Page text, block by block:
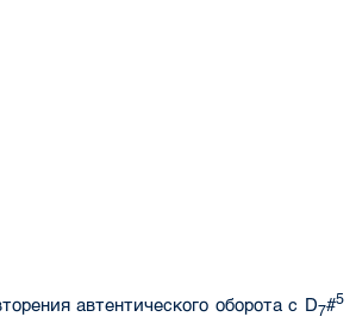
автентического оборота с D7#5